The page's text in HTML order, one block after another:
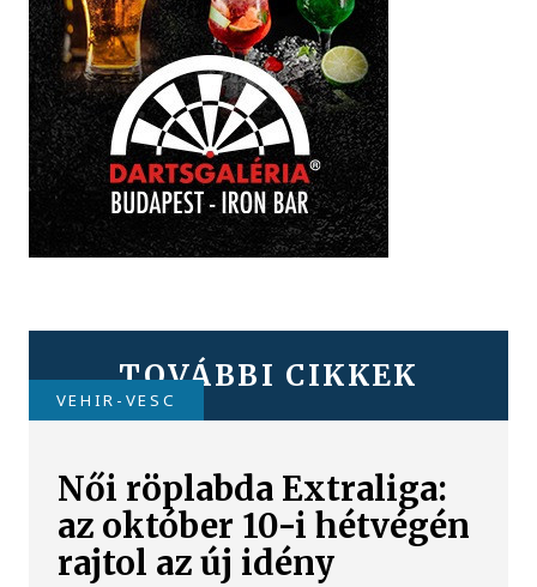
TOVÁBBI CIKKEK
VEHIR-VESC
Női röplabda Extraliga:
az október 10-i hétvégén
rajtol az új idény